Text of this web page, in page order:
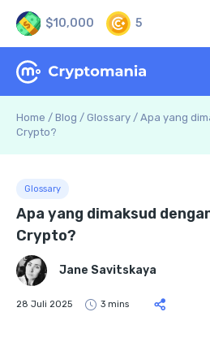
$10,000 5
Home / Blog / Glossary / Apa yang
Crypto?
Glossary
Apa yang dimaksud
Crypto?
Jane Savitskaya
28 Juli 2025 3 mins